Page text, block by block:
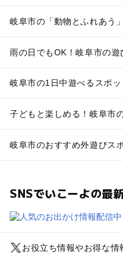
岐阜市の「動物とふれあう
雨の日でもOK！岐阜市の遊
岐阜市の1日中遊べるスポッ
子どもと楽しめる！岐阜市
岐阜市のおすすめ外遊びス
SNSでいこーよの最
お役立ち情報やお得な情